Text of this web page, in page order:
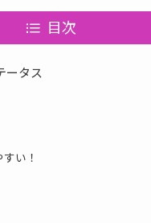
目次
ータス
い！